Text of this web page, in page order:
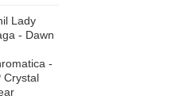
Lady
- Dawn
-
Crystal